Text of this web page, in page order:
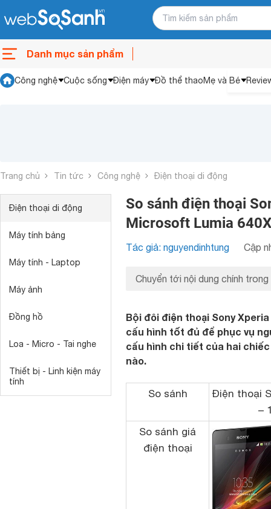
Danh mục sản phẩm
Công nghệ Cuộc sống Điện máy Đồ thể thaoMẹ và Bé
Trang chủ Tin tức Công nghệ Điện thoại di động
Điện thoại di động
Máy tính bảng
Máy tính - Laptop
Máy ảnh
Đồng hồ
Loa - Micro - Tai nghe
Thiết bị - Linh kiện máy
tính
So sánh điện thoại
Microsoft Lumia
Tác giả: nguyendinhtung Cập
Chuyển tới nội dung chính trong
Bội đôi điện thoại Sony
cấu hình tốt đủ để phục vụ
cấu hình chi tiết của hai
nào.
So sánh
Điện thoại
–
So sánh giá
điện thoại